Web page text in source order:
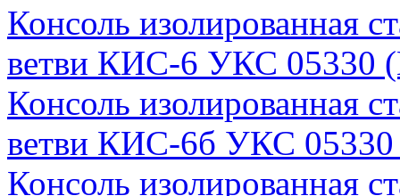
Консоль изолированная
ветви КИС-6 УКС 05330
Консоль изолированная
ветви КИС-6б УКС
Консоль изолированная